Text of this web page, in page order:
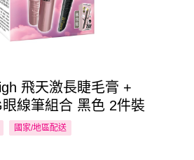
飛天激長睫毛膏 +
線筆組合 黑色 2件裝
國家/地區配送